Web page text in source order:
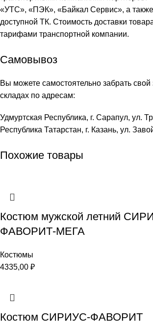
«УТС», «ПЭК», «Байкал Сервис», а
доступной ТК. Стоимость доставки
тарифами транспортной компании.
Самовывоз
Вы можете самостоятельно забрать свой
складах по адресам:
Удмуртская Республика, г. Сарапул, ул.
Республика Татарстан, г. Казань, ул.
Похожие товары
Костюм мужской летний
ФАВОРИТ-МЕГА
Костюмы
4335,00 ₽
Костюм СИРИУС-ФАВОРИТ